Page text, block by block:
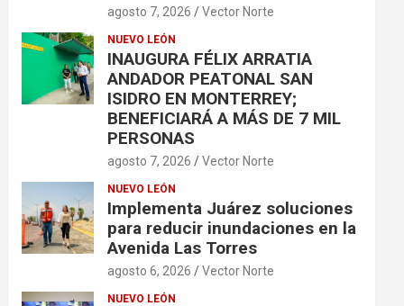
agosto 7, 2026 Vector Norte
NUEVO LEÓN
INAUGURA FÉLIX ARRATIA
ANDADOR PEATONAL SAN
ISIDRO EN MONTERREY;
BENEFICIARÁ A MÁS DE 7 MIL
PERSONAS
agosto 7, 2026 Vector Norte
NUEVO LEÓN
Implementa Juárez soluciones
para reducir inundaciones en la
Avenida Las Torres
agosto 6, 2026 Vector Norte
NUEVO LEÓN